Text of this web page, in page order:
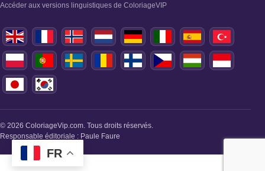
Accéder aux versions linguistiques de ColoriageVIP
© 2026 ColoriageVip.com. Tous droits réservés.
Responsable éditoriale : Paule Faure
FR